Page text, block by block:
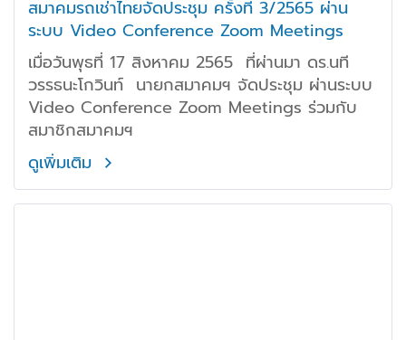
สมาคมรถเช่าไทยจัดประชุม ครั้งที่ 3/2565 ผ่าน
ระบบ Video Conference Zoom Meetings
เมื่อวันพุธที่ 17 สิงหาคม 2565 ที่ผ่านมา ดร.นที
วรรธนะโกวินท์ นายกสมาคมฯ จัดประชุม ผ่านระบบ
Video Conference Zoom Meetings ร่วมกับ
สมาชิกสมาคมฯ
ดูเพิ่มเติม